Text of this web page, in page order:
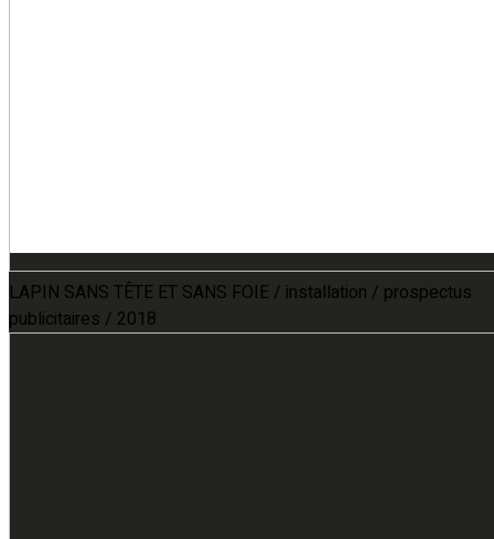
LAPIN SANS TÊTE ET SANS FOIE / installation / prospectus
publicitaires / 2018